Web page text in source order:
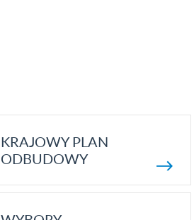
KRAJOWY PLAN
ODBUDOWY